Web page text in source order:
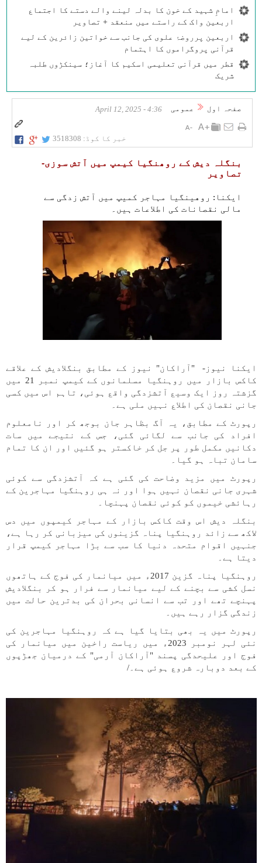
امامِ شہید کے خون کا بدلہ لینے والے دستے کا اجتماع
اربعین واک کے راستے میں منعقد + تصاویر
اربعین پرروضۂ علوی کی جانب سے خواتین زائرین کے لیے
قرآنی پروگراموں کا اہتمام
قطر میں قرآنی تعلیمی اسکیم کا آغاز؛ سینکڑوں طلبہ
شریک
صفحہ اول عمومی 4:36 - April 12, 2025
خبر کا کوڈ: 3518308
بنگلہ دیش کے روھنگیا کیمپ میں آتش سوزی-
تصاویر
ایکنا: روهینگیا مہاجر کمیپ میں آتش زدگی سے
مالی نقصانات کی اطلاعات ہیں۔
ایکنا نیوز- "آراکان" نیوز کے مطابق بنگلادیش کے علاقے
کاکس بازار میں روہنگیا مسلمانوں کے کیمپ نمبر 21 میں
گزشتہ روز ایک وسیع آتشزدگی واقع ہوئی، تاہم اس میں کسی
جانی نقصان کی اطلاع نہیں ملی ہے۔
رپورٹ کے مطابق، یہ آگ بظاہر جان بوجھ کر اور نامعلوم
افراد کی جانب سے لگائی گئی، جس کے نتیجے میں سات
دکانیں مکمل طور پر جل کر خاکستر ہو گئیں اور ان کا تمام
سامان تباہ ہو گیا۔
رپورٹ میں مزید وضاحت کی گئی ہے کہ آتشزدگی سے کوئی
شہری جانی نقصان نہیں ہوا اور نہ ہی روہنگیا مہاجرین کے
رہائشی خیموں کو کوئی نقصان پہنچا۔
بنگلہ دیش اس وقت کاکس بازار کے مہاجر کیمپوں میں دس
لاکھ سے زائد روہنگیا پناہ گزینوں کی میزبانی کر رہا ہے،
جنہیں اقوام متحدہ دنیا کا سب سے بڑا مہاجر کیمپ قرار
دیتا ہے۔
روہنگیا پناہ گزین 2017ء میں میانمار کی فوج کے ہاتھوں
نسل کشی سے بچنے کے لیے میانمار سے فرار ہو کر بنگلادیش
پہنچے تھے اور تب سے انسانی بحران کی بدترین حالت میں
زندگی گزار رہے ہیں۔
رپورٹ میں یہ بھی بتایا گیا ہے کہ روہنگیا مہاجرین کی
نئی لہر نومبر 2023ء میں ریاست راخین میں میانمار کی
فوج اور علیحدگی پسند "آراکان آرمی" کے درمیان جھڑپوں
کے بعد دوبارہ شروع ہوئی ہے۔/